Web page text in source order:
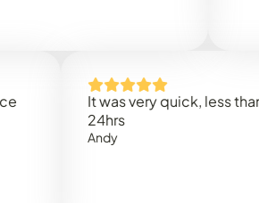
It was very quick, less than